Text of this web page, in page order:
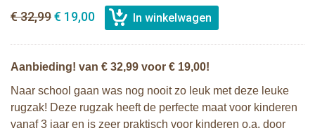
€ 32,99€ 19,00
Aanbieding! van € 32,99 voor € 19,00!
Naar school gaan was nog nooit zo leuk met deze leuke
rugzak! Deze rugzak heeft de perfecte maat voor kinderen
vanaf 3 jaar en is zeer praktisch voor kinderen o.a. door